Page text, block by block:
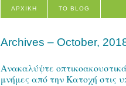
ΑΡΧΙΚΗ ΤΟ BLOG
Archives – October,
Ανακαλύψτε
μνήμες από την Κατοχή στις